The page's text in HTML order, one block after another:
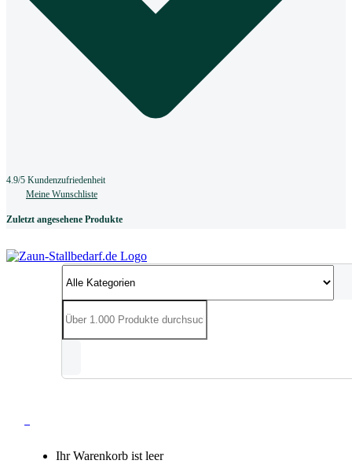
4.9/5 Kundenzufriedenheit
Meine Wunschliste
Zuletzt angesehene Produkte
Ihr Warenkorb ist leer